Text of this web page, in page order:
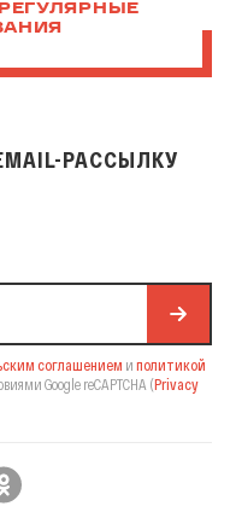
РАССЫЛКУ
соглашением и политикой
Google reCAPTCHA (Privacy